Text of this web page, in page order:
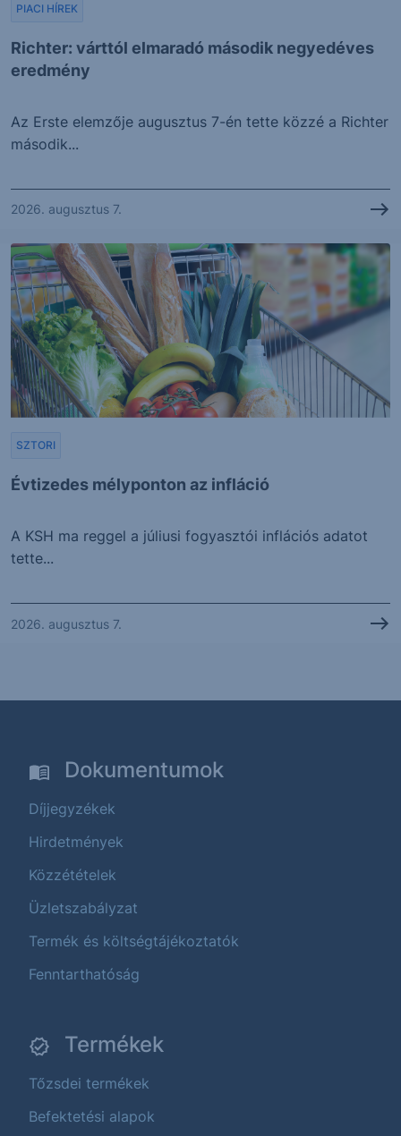
Richter: várttól elmaradó második negyedéves
eredmény
PIACI HÍREK
Az Erste elemzője augusztus 7-én tette közzé a Richter
második...
2026. augusztus 7.
Évtizedes mélyponton az infláció
SZTORI
A KSH ma reggel a júliusi fogyasztói inflációs adatot
tette...
2026. augusztus 7.
Dokumentumok
Díjjegyzékek
Hirdetmények
Közzétételek
Üzletszabályzat
Termék és költségtájékoztatók
Fenntarthatóság
Termékek
Tőzsdei termékek
Befektetési alapok